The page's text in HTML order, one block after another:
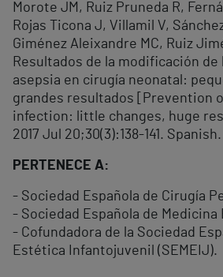
Morote JM, Ruiz Pruneda R,
Rojas Ticona J, Villamil V,
Giménez Aleixandre MC, Ruiz
Resultados de la modificación
asepsia en cirugía neonatal:
grandes resultados [Prevention
infection: little changes, huge
2017 Jul 20;30(3):138-141.
PERTENECE A:
- Sociedad Española de Cirugía
- Sociedad Española de Medicina
- Cofundadora de la Sociedad
Estética Infantojuvenil (SEMEIJ).